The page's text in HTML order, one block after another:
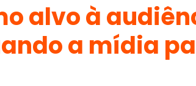
alvo à
a mídia